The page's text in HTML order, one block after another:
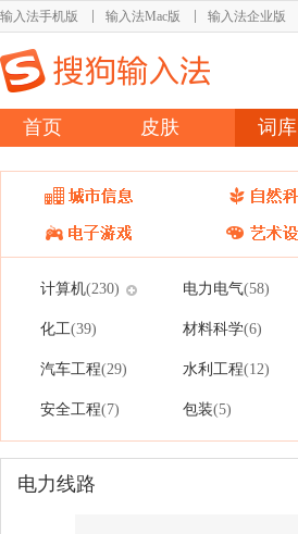
输入法手机版 输入法Mac版 输入法企业版
首页 皮肤 词库
计算机(230) 电力电气(58)
化工(39) 材料科学(6)
汽车工程(29) 水利工程(12)
安全工程(7) 包装(5)
电力线路